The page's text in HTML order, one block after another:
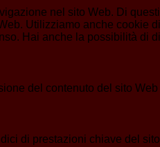
nel sito Web. Di
Utilizziamo anche cookie
Hai anche la possibilità di
del contenuto del sito
di prestazioni chiave del